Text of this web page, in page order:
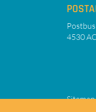
4530
Sitemap